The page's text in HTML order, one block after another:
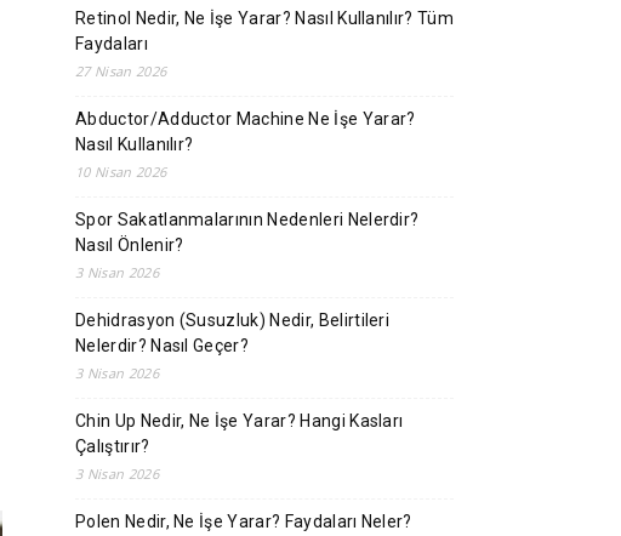
Retinol Nedir, Ne İşe Yarar? Nasıl Kullanılır? Tüm
Faydaları
27 Nisan 2026
Abductor/Adductor Machine Ne İşe Yarar?
Nasıl Kullanılır?
10 Nisan 2026
Spor Sakatlanmalarının Nedenleri Nelerdir?
Nasıl Önlenir?
3 Nisan 2026
Dehidrasyon (Susuzluk) Nedir, Belirtileri
Nelerdir? Nasıl Geçer?
3 Nisan 2026
Chin Up Nedir, Ne İşe Yarar? Hangi Kasları
Çalıştırır?
3 Nisan 2026
Polen Nedir, Ne İşe Yarar? Faydaları Neler?